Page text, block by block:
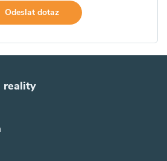
Odeslat dotaz
reality